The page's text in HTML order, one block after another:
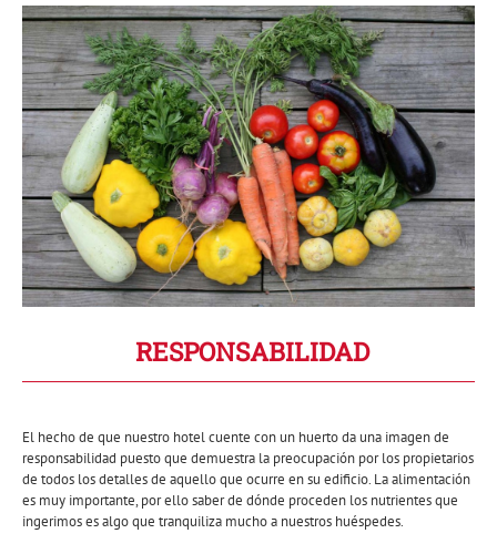
RESPONSABILIDAD
El hecho de que nuestro hotel cuente con un huerto da una imagen de
responsabilidad puesto que demuestra la preocupación por los propietarios
de todos los detalles de aquello que ocurre en su edificio. La alimentación
es muy importante, por ello saber de dónde proceden los nutrientes que
ingerimos es algo que tranquiliza mucho a nuestros huéspedes.